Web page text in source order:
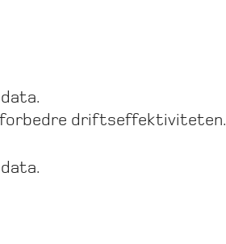
forbedre driftseffektiviteten.